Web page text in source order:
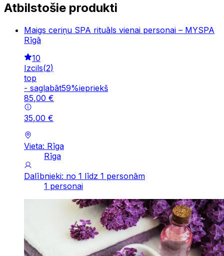
Atbilstošie produkti
Maigs ceriņu SPA rituāls vienai personai – MYSPA
Rīgā
10
Izcils(2)
top
- saglabāt59%iepriekš
85,00 €
35,00 €
Vieta: Rīga
Rīga
Dalībnieki: no 1 līdz 1 personām
1 personai